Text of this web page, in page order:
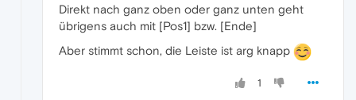
Direkt nach ganz oben oder ganz unten geht
übrigens auch mit [Pos1] bzw. [Ende]
Aber stimmt schon, die Leiste ist arg knapp
1